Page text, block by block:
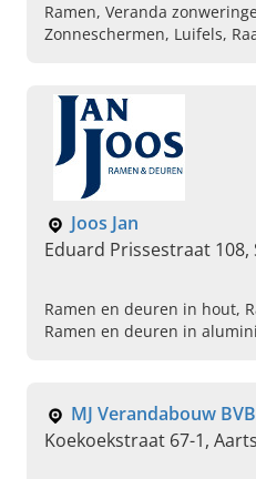
Ramen, Veranda
Zonneschermen, Luifels,
Joos Jan
Eduard Prissestraat 108,
Ramen en deuren in hout,
Ramen en deuren in
MJ Verandabouw
Koekoekstraat 67-1,